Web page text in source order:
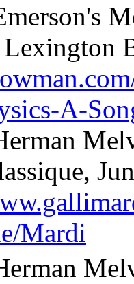
Lexington
A-
,
Mardi